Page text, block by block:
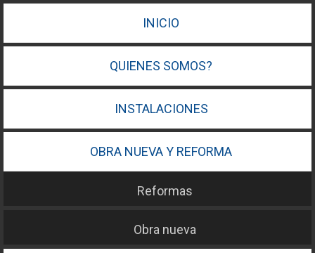
INICIO
QUIENES SOMOS?
INSTALACIONES
OBRA NUEVA Y REFORMA
Reformas
Obra nueva